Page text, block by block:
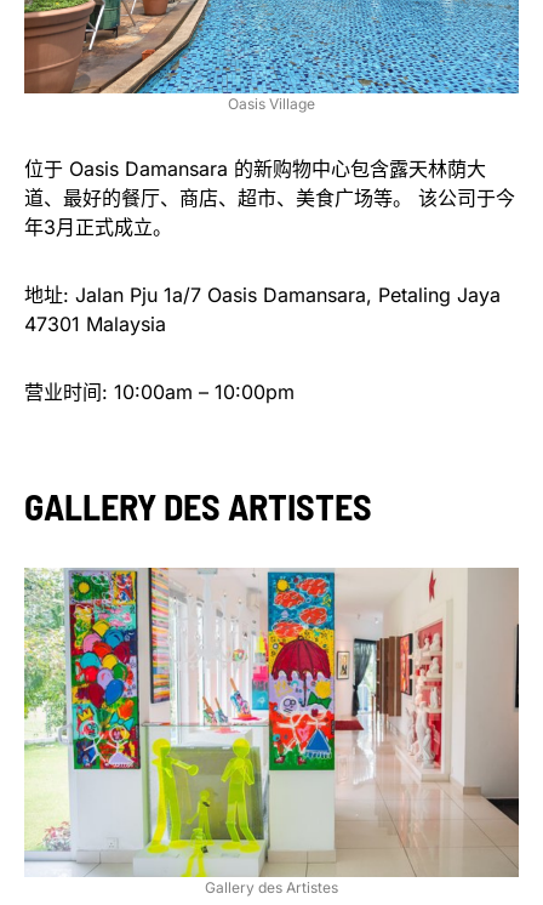
Oasis Village
位于 Oasis Damansara 的新购物中心包含露天林荫大
道、最好的餐厅、商店、超市、美食广场等。 该公司于今
年3月正式成立。
地址: Jalan Pju 1a/7 Oasis Damansara, Petaling Jaya
47301 Malaysia
营业时间: 10:00am – 10:00pm
GALLERY DES ARTISTES
Gallery des Artistes